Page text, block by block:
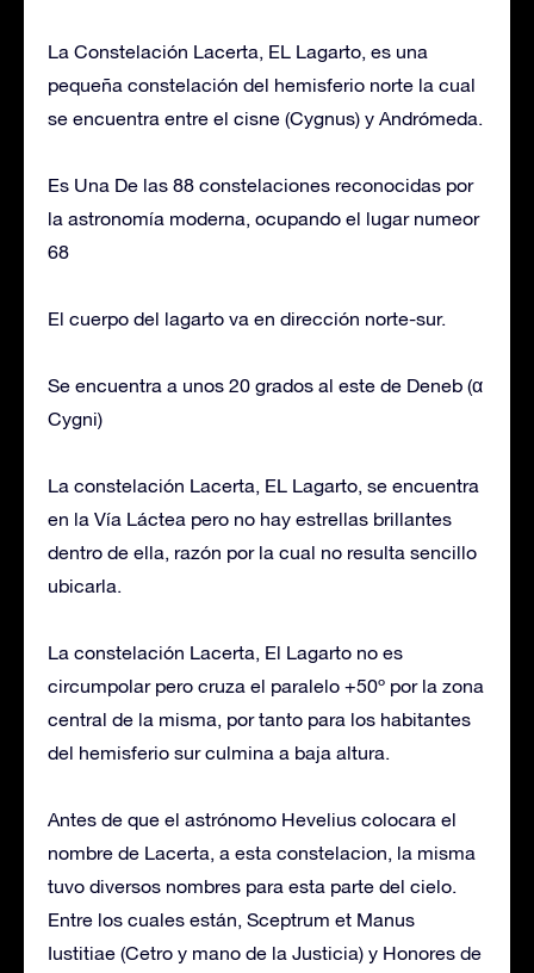
La Constelación Lacerta, EL Lagarto, es una
pequeña constelación del hemisferio norte la cual
se encuentra entre el cisne (Cygnus) y Andrómeda.
Es Una De las 88 constelaciones reconocidas por
la astronomía moderna, ocupando el lugar numeor
68
El cuerpo del lagarto va en dirección norte-sur.
Se encuentra a unos 20 grados al este de Deneb (α
Cygni)
La constelación Lacerta, EL Lagarto, se encuentra
en la Vía Láctea pero no hay estrellas brillantes
dentro de ella, razón por la cual no resulta sencillo
ubicarla.
La constelación Lacerta, El Lagarto no es
circumpolar pero cruza el paralelo +50º por la zona
central de la misma, por tanto para los habitantes
del hemisferio sur culmina a baja altura.
Antes de que el astrónomo Hevelius colocara el
nombre de Lacerta, a esta constelacion, la misma
tuvo diversos nombres para esta parte del cielo.
Entre los cuales están, Sceptrum et Manus
Iustitiae (Cetro y mano de la Justicia) y Honores de